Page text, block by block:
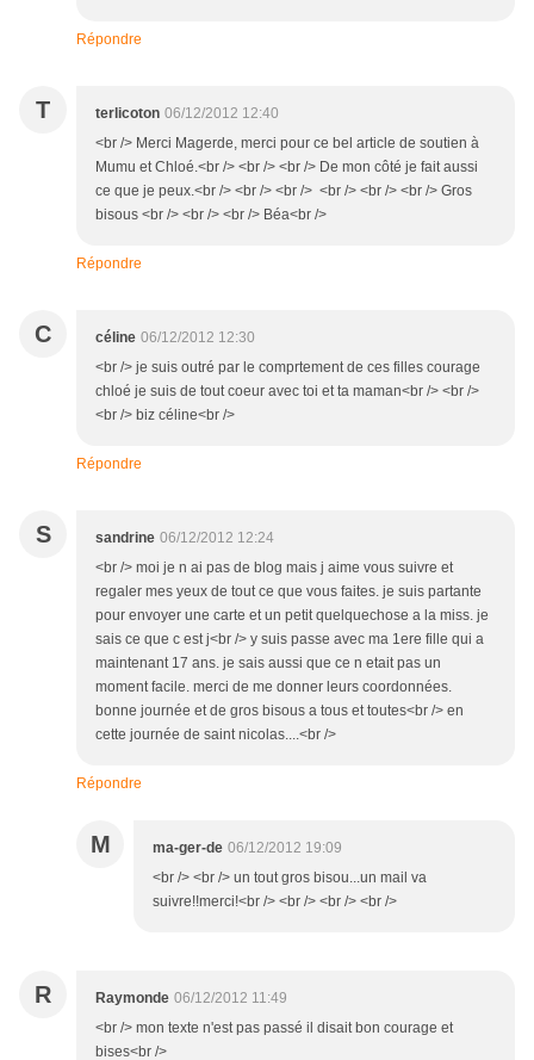
Répondre
T terlicoton 06/12/2012 12:40
<br /> Merci Magerde, merci pour ce bel article de soutien à
Mumu et Chloé.<br /> <br /> <br /> De mon côté je fait aussi
ce que je peux.<br /> <br /> <br /> <br /> <br /> <br /> Gros
bisous <br /> <br /> <br /> Béa<br />
Répondre
C céline 06/12/2012 12:30
<br /> je suis outré par le comprtement de ces filles courage
chloé je suis de tout coeur avec toi et ta maman<br /> <br />
<br /> biz céline<br />
Répondre
S sandrine 06/12/2012 12:24
<br /> moi je n ai pas de blog mais j aime vous suivre et
regaler mes yeux de tout ce que vous faites. je suis partante
pour envoyer une carte et un petit quelquechose a la miss. je
sais ce que c est j<br /> y suis passe avec ma 1ere fille qui a
maintenant 17 ans. je sais aussi que ce n etait pas un
moment facile. merci de me donner leurs coordonnées.
bonne journée et de gros bisous a tous et toutes<br /> en
cette journée de saint nicolas....<br />
Répondre
M ma-ger-de 06/12/2012 19:09
<br /> <br /> un tout gros bisou...un mail va
suivre!!merci!<br /> <br /> <br /> <br />
R Raymonde 06/12/2012 11:49
<br /> mon texte n'est pas passé il disait bon courage et
bises<br />